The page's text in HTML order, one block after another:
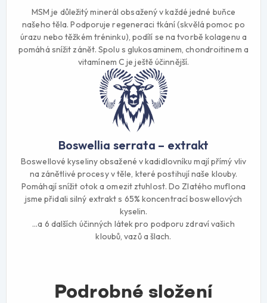
MSM je důležitý minerál obsažený v každé jedné buňce
našeho těla. Podporuje regeneraci tkání (skvělá pomoc po
úrazu nebo těžkém tréninku), podílí se na tvorbě kolagenu a
pomáhá snížit zánět. Spolu s glukosaminem, chondroitinem a
vitamínem C je ještě účinnější.
Boswellia serrata – extrakt
Boswellové kyseliny obsažené v kadidlovníku mají přímý vliv
na zánětlivé procesy v těle, které postihují naše klouby.
Pomáhají snížit otok a omezit ztuhlost. Do Zlatého muflona
jsme přidali silný extrakt s 65% koncentrací boswellových
kyselin.
…a 6 dalších účinných látek pro podporu zdraví vašich
kloubů, vazů a šlach.
Podrobné složení